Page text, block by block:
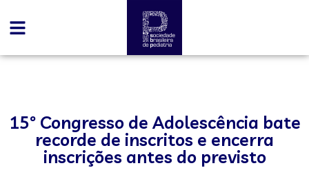
15º Congresso de Adolescência bate
recorde de inscritos e encerra
inscrições antes do previsto